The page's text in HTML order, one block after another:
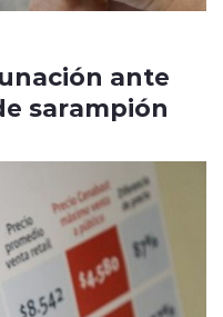
ante
sarampión